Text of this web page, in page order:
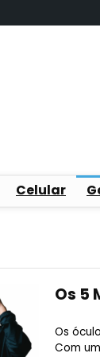
Celular
Os 5
Os
Com